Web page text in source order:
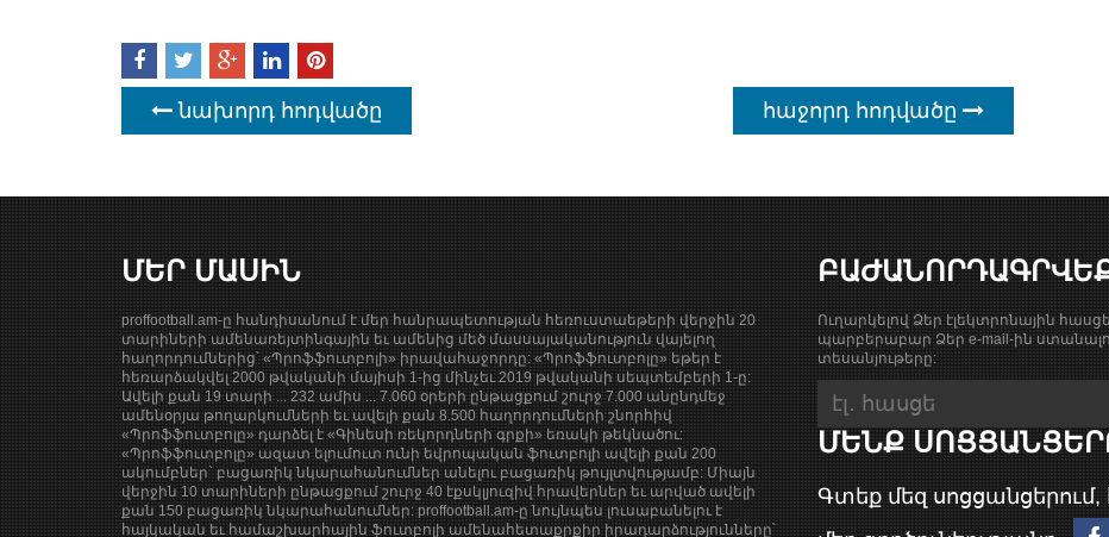
նախորդ հոդվածը հաջորդ հոդվածը
ՄԵՐ ՄԱՍԻՆ
proffootball.am-ը հանդիսանում է մեր հանրապետության հեռուստաեթերի վերջին 20
տարիների ամենառեյտինգային եւ ամենից մեծ մասսայականություն վայելող
հաղորդումներից՝ «Պրոֆֆուտբոլի» իրավահաջորդը: «Պրոֆֆուտբոլը» եթեր է
հեռարձակվել 2000 թվականի մայիսի 1-ից մինչեւ 2019 թվականի սեպտեմբերի 1-ը:
Ավելի քան 19 տարի ... 232 ամիս ... 7.060 օրերի ընթացքում շուրջ 7.000 անընդմեջ
ամենօրյա թողարկումների եւ ավելի քան 8.500 հաղորդումների շնորհիվ
«Պրոֆֆուտբոլը» դարձել է «Գինեսի ռեկորդների գրքի» եռակի թեկնածու:
«Պրոֆֆուտբոլը» ազատ ելումուտ ունի եվրոպական ֆուտբոլի ավելի քան 200
ակումբներ` բացառիկ նկարահանումներ անելու բացառիկ թույլտվությամբ: Միայն
վերջին 10 տարիների ընթացքում շուրջ 40 էքսկլյուզիվ հրավերներ եւ արված ավելի
քան 150 բացառիկ նկարահանումներ: proffootball.am-ը նույնպես լուսաբանելու է
հայկական եւ համաշխարհային ֆուտբոլի ամենահետաքրքիր իրադարձությունները՝
Ուղարկելով Ձեր էլեկտրոնային
պարբերաբար Ձեր e-mail-ին
տեսանյութերը:
ՄԵՆՔ
Գտեք մեզ